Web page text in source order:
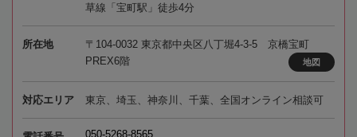
草線「宝町駅」徒歩4分
所在地
〒104-0032 東京都中央区八丁堀4-3-5 京橋宝町
PREX6階
地図
対応エリア 東京、埼玉、神奈川、千葉、全国オンライン相談可
050-5268-8565